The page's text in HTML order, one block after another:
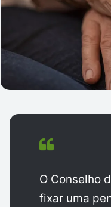
O Conselho
fixar uma